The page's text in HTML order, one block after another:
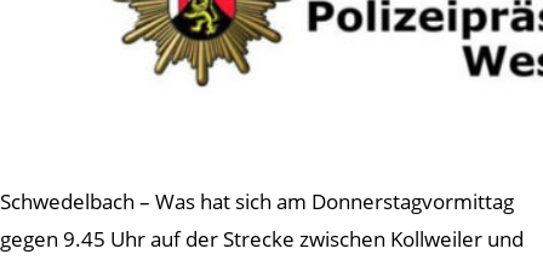
Schwedelbach – Was hat sich am Donnerstagvormittag
gegen 9.45 Uhr auf der Strecke zwischen Kollweiler und